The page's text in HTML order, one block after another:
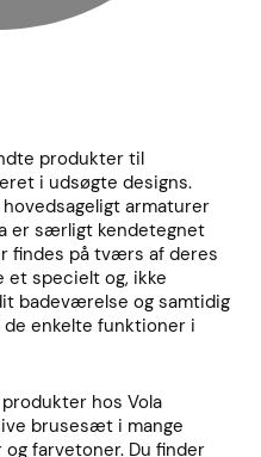
produkter til
i udsøgte designs.
armaturer
er særligt kendetegnet
findes på tværs af deres
et specielt og, ikke
badeværelse og samtidig
enkelte funktioner i
hos Vola
brusesæt i mange
farvetoner. Du finder